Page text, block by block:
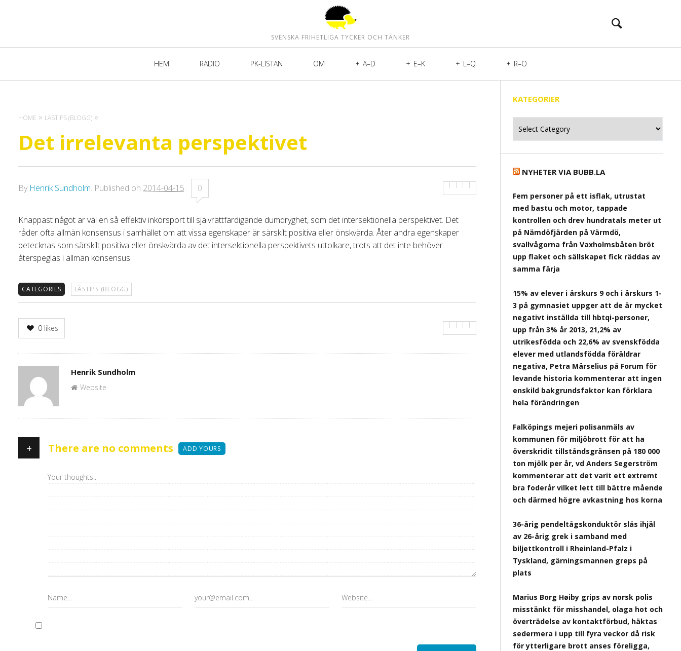
SVENSKA FRIHETLIGA TYCKER OCH TÄNKER
HEM RADIO PK-LISTAN OM A–D E–K L–Q R–Ö
HOME LÄSTIPS (BLOGG)
Det irrelevanta perspektivet
By Henrik Sundholm. Published on 2014-04-15. 0
Knappast något är väl en så effektiv inkörsport till självrättfärdigande dumdryghet, som det intersektionella perspektivet. Det
råder ofta allmän konsensus i samhället om att vissa egenskaper är särskilt positiva eller önskvärda. Åter andra egenskaper
betecknas som särskilt positiva eller önskvärda av det intersektionella perspektivets uttolkare, trots att det inte behöver
återspeglas i allmän konsensus.
CATEGORIES LÄSTIPS (BLOGG)
0 likes
Author
Henrik Sundholm
Website
+ There are no comments ADD YOURS
KATEGORIER
NYHETER VIA BUBB.LA
Fem personer på ett isflak, utrustat
med bastu och motor, tappade
kontrollen och drev hundratals meter ut
på Nämdöfjärden på Värmdö,
svallvågorna från Vaxholmsbåten bröt
upp flaket och sällskapet fick räddas av
samma färja
15% av elever i årskurs 9 och i årskurs 1-
3 på gymnasiet uppger att de är mycket
negativt inställda till hbtqi-personer,
upp från 3% år 2013, 21,2% av
utrikesfödda och 22,6% av svenskfödda
elever med utlandsfödda föräldrar
negativa, Petra Mårselius på Forum för
levande historia kommenterar att ingen
enskild bakgrundsfaktor kan förklara
hela förändringen
Falköpings mejeri polisanmäls av
kommunen för miljöbrott för att ha
överskridit tillståndsgränsen på 180 000
ton mjölk per år, vd Anders Segerström
kommenterar att det varit ett extremt
bra foderår vilket lett till bättre mående
och därmed högre avkastning hos korna
36-årig pendeltågskonduktör slås ihjäl
av 26-årig grek i samband med
biljettkontroll i Rheinland-Pfalz i
Tyskland, gärningsmannen greps på
plats
Marius Borg Høiby grips av norsk polis
misstänkt för misshandel, olaga hot och
överträdelse av kontaktförbud, häktas
sedermera i upp till fyra veckor då risk
för ytterligare brott anses föreligga,